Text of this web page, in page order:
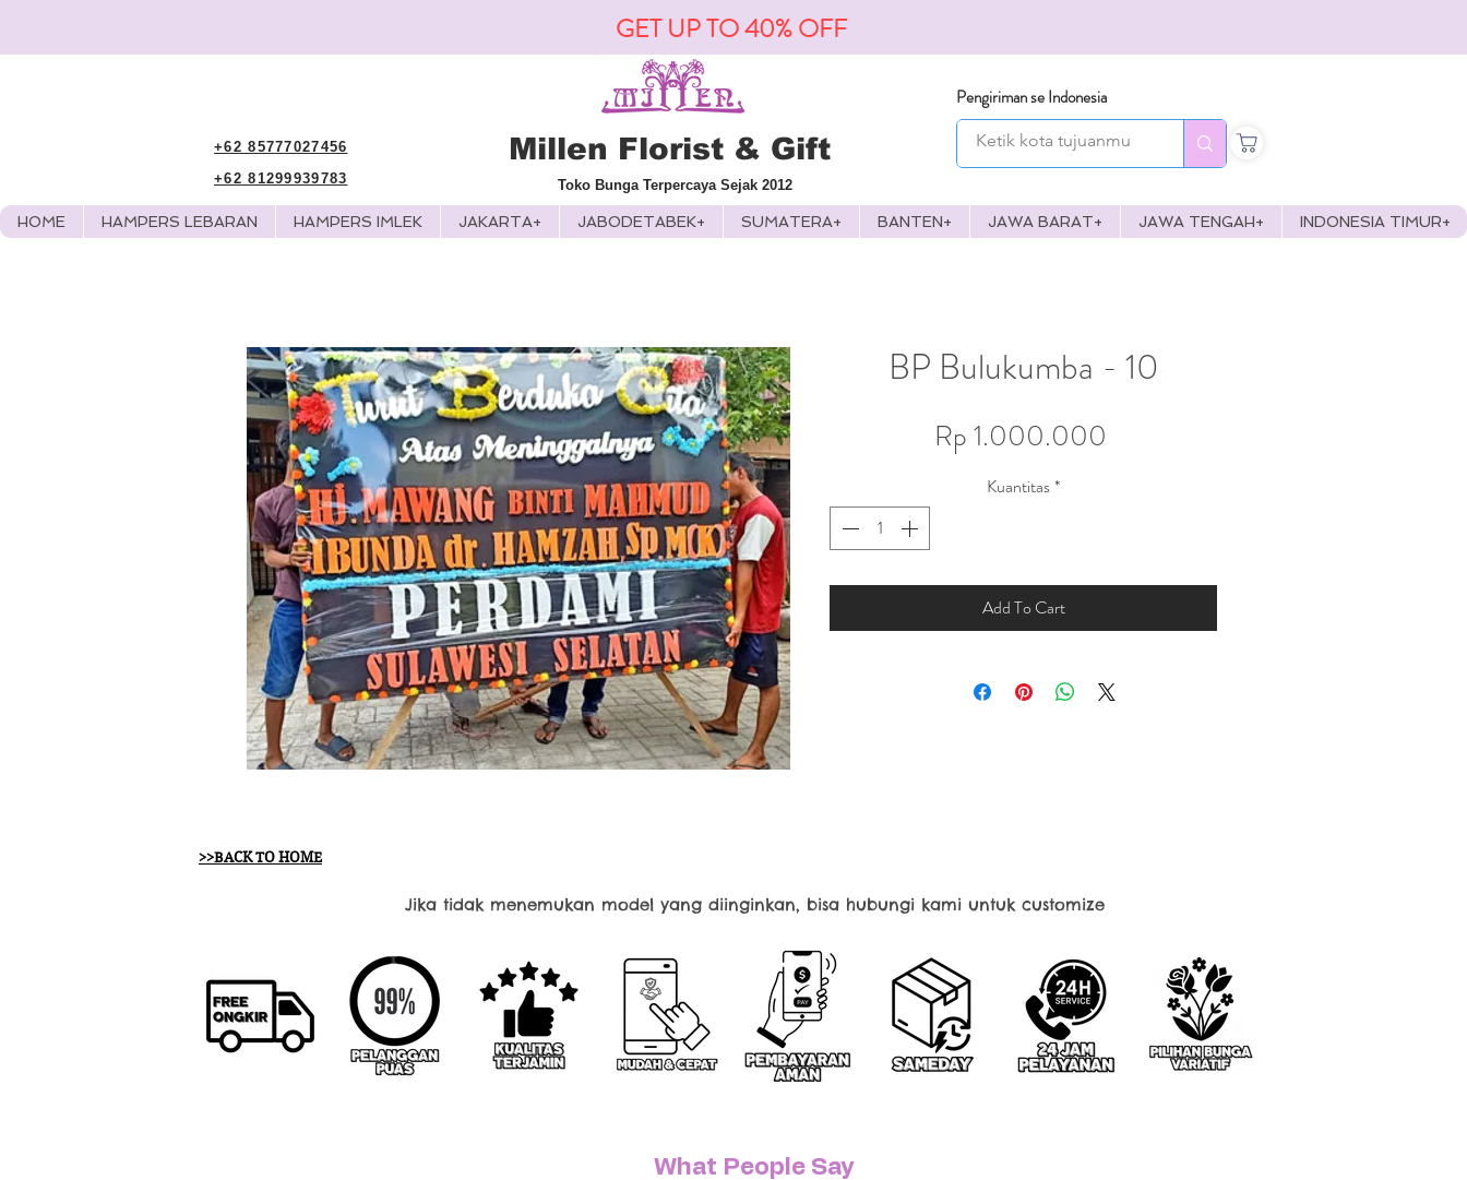
GET UP TO 40% OFF
+62 85777027456
+62 81299939783
Millen Florist & Gift
Pengiriman se Indonesia
Toko Bunga Terpercaya Sejak 2012
HOME HAMPERS LEBARAN HAMPERS IMLEK JAKARTA+ JABODETABEK+ SUMATERA+ BANTEN+ JAWA BARAT+ JAWA TENGAH+ INDONESIA TIMUR+
BP Bulukumba - 10
Rp 1.000.000
Kuantitas*
Add To Cart
>>BACK TO HOME
Jika tidak menemukan model yang diinginkan, bisa hubungi kami untuk customize
What People Say